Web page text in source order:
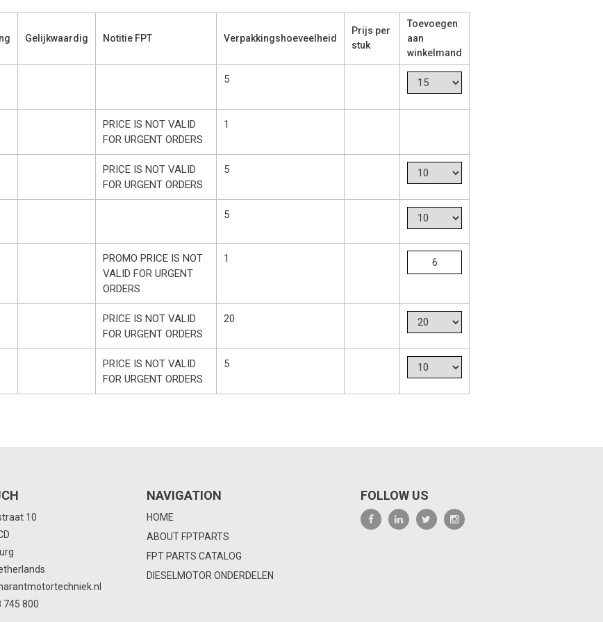
Gelijkwaardig Notitie FPT Verpakkingshoeveelheid
Prijs per
stuk
Toevoegen
aan
winkelmand
5
PRICE IS NOT VALID
FOR URGENT ORDERS
1
PRICE IS NOT VALID
FOR URGENT ORDERS
5
5
PROMO PRICE IS NOT
VALID FOR URGENT
ORDERS
1
PRICE IS NOT VALID
FOR URGENT ORDERS
20
PRICE IS NOT VALID
FOR URGENT ORDERS
5
10
745 800
NAVIGATION
HOME
ABOUT FPTPARTS
FPT PARTS CATALOG
DIESELMOTOR ONDERDELEN
FOLLOW US